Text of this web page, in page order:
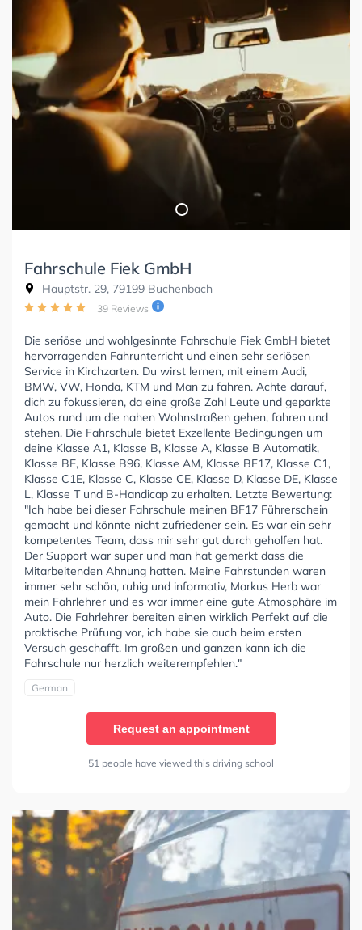
Fahrschule Fiek GmbH
Hauptstr. 29, 79199 Buchenbach
39 Reviews
Die seriöse und wohlgesinnte Fahrschule Fiek GmbH bietet
hervorragenden Fahrunterricht und einen sehr seriösen
Service in Kirchzarten. Du wirst lernen, mit einem Audi,
BMW, VW, Honda, KTM und Man zu fahren. Achte darauf,
dich zu fokussieren, da eine große Zahl Leute und geparkte
Autos rund um die nahen Wohnstraßen gehen, fahren und
stehen. Die Fahrschule bietet Exzellente Bedingungen um
deine Klasse A1, Klasse B, Klasse A, Klasse B Automatik,
Klasse BE, Klasse B96, Klasse AM, Klasse BF17, Klasse C1,
Klasse C1E, Klasse C, Klasse CE, Klasse D, Klasse DE, Klasse
L, Klasse T und B-Handicap zu erhalten. Letzte Bewertung:
"Ich habe bei dieser Fahrschule meinen BF17 Führerschein
gemacht und könnte nicht zufriedener sein. Es war ein sehr
kompetentes Team, dass mir sehr gut durch geholfen hat.
Der Support war super und man hat gemerkt dass die
Mitarbeitenden Ahnung hatten. Meine Fahrstunden waren
immer sehr schön, ruhig und informativ, Markus Herb war
mein Fahrlehrer und es war immer eine gute Atmosphäre im
Auto. Die Fahrlehrer bereiten einen wirklich Perfekt auf die
praktische Prüfung vor, ich habe sie auch beim ersten
Versuch geschafft. Im großen und ganzen kann ich die
Fahrschule nur herzlich weiterempfehlen."
German
Request an appointment
51 people have viewed this driving school